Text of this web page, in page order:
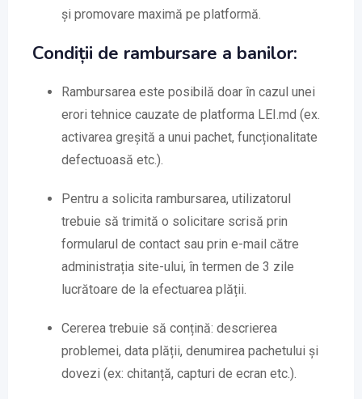
și promovare maximă pe platformă.
Condiții de rambursare a banilor:
Rambursarea este posibilă doar în cazul unei
erori tehnice cauzate de platforma LEI.md (ex.
activarea greșită a unui pachet, funcționalitate
defectuoasă etc.).
Pentru a solicita rambursarea, utilizatorul
trebuie să trimită o solicitare scrisă prin
formularul de contact sau prin e-mail către
administrația site-ului, în termen de 3 zile
lucrătoare de la efectuarea plății.
Cererea trebuie să conțină: descrierea
problemei, data plății, denumirea pachetului și
dovezi (ex: chitanță, capturi de ecran etc.).